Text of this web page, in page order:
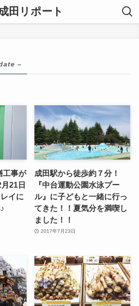
田リポート
–
工事が
21日
イに
成田駅から徒歩約７分！
『中台運動公園水泳プー
ル』に子どもと一緒に行っ
てきた！！夏気分を満喫し
ました！！
2017年7月23日